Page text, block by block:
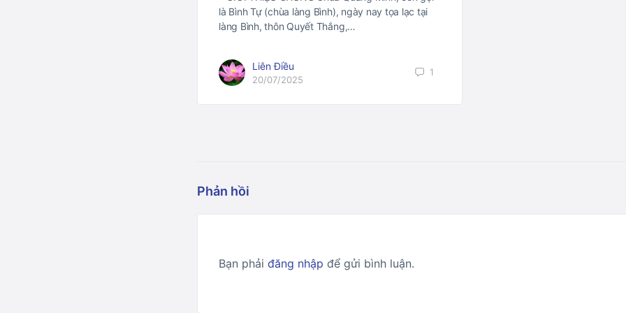
là Bình Tự (chùa làng Bình), ngày nay tọa lạc tại
làng Bình, thôn Quyết Thắng,…
Liên Điều
20/07/2025
1
Phản hồi
Bạn phải đăng nhập để gửi bình luận.